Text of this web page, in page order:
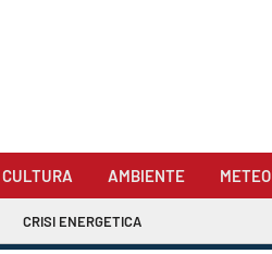
CULTURA AMBIENTE METEO
CRISI ENERGETICA